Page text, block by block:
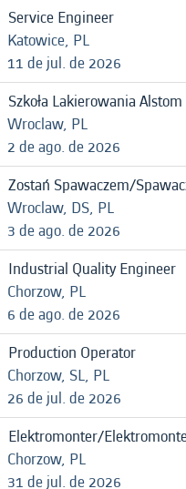
Service Engineer
Katowice, PL
11 de jul. de 2026
Szkoła Lakierowania
Wroclaw, PL
2 de ago. de 2026
Zostań Spawaczem/
Wroclaw, DS, PL
3 de ago. de 2026
Industrial Quality Engineer
Chorzow, PL
6 de ago. de 2026
Production Operator
Chorzow, SL, PL
26 de jul. de 2026
Elektromonter/
Chorzow, PL
31 de jul. de 2026